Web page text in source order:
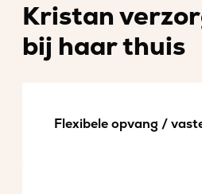
Kristan
bij haar thuis
Flexibele opvang /